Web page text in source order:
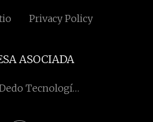
Privacy Policy
ASOCIADA